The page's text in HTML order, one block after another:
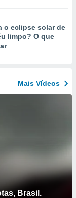
o eclipse solar de
limpo? O que
Mais Vídeos
Brasil.